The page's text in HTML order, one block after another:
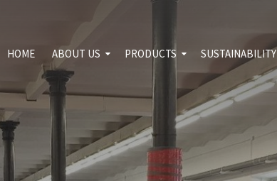
HOME ABOUT US
For download
PRODUCTS
Sport and leisure
Shooting range
Transport and
constructions
SUSTAINABILITY
Environment
Quality policy
Blog